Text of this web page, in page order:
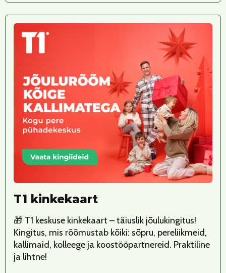
T1 kinkekaart
🎁 T1 keskuse kinkekaart – täiuslik jõulukingitus!
Kingitus, mis rõõmustab kõiki: sõpru, pereliikmeid,
kallimaid, kolleege ja koostööpartnereid. Praktiline
ja lihtne!